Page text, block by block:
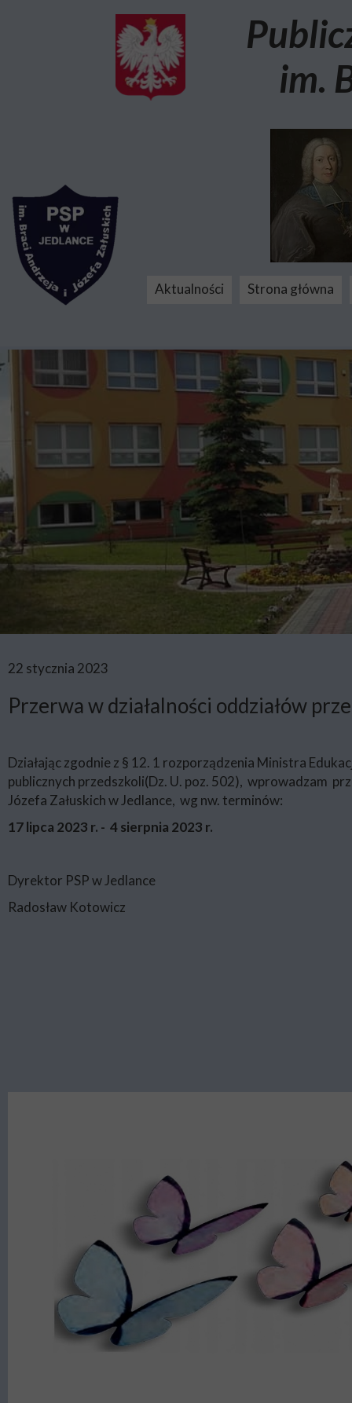
22 stycznia 2023
Przerwa w działalności oddziałów
Działając zgodnie z § 12. 1 rozporządzenia Ministra
publicznych przedszkoli(Dz. U. poz. 502), wprowadzam
Józefa Załuskich w Jedlance, wg nw. terminów:
17 lipca 2023 r. - 4 sierpnia 2023 r.
Dyrektor PSP w Jedlance
Radosław Kotowicz
Aktualności Strona główna
im.